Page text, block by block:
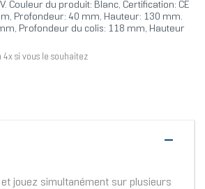
Couleur du produit: Blanc, Certification: CE
Profondeur: 40 mm, Hauteur: 130 mm.
Profondeur du colis: 118 mm, Hauteur
4x si vous le souhaitez
jouez simultanément sur plusieurs